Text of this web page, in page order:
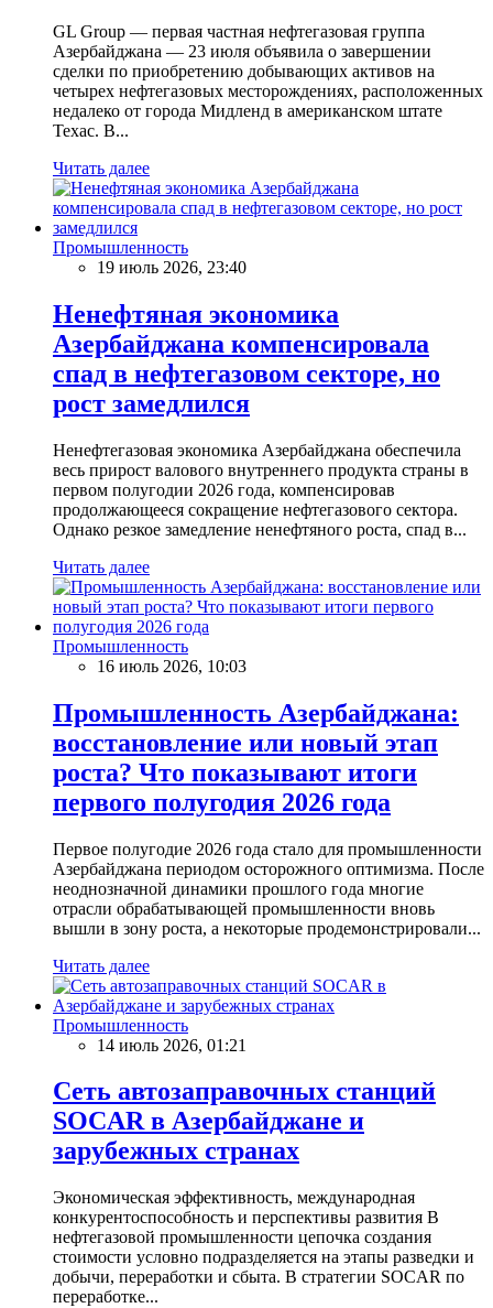
GL Group — первая частная нефтегазовая группа
Азербайджана — 23 июля объявила о завершении
сделки по приобретению добывающих активов на
четырех нефтегазовых месторождениях, расположенных
недалеко от города Мидленд в американском штате
Техас. В...
Читать далее
Промышленность
19 июль 2026, 23:40
Ненефтяная экономика
Азербайджана компенсировала
спад в нефтегазовом секторе, но
рост замедлился
Ненефтегазовая экономика Азербайджана обеспечила
весь прирост валового внутреннего продукта страны в
первом полугодии 2026 года, компенсировав
продолжающееся сокращение нефтегазового сектора.
Однако резкое замедление ненефтяного роста, спад в...
Читать далее
Промышленность
16 июль 2026, 10:03
Промышленность Азербайджана:
восстановление или новый этап
роста? Что показывают итоги
первого полугодия 2026 года
Первое полугодие 2026 года стало для промышленности
Азербайджана периодом осторожного оптимизма. После
неоднозначной динамики прошлого года многие
отрасли обрабатывающей промышленности вновь
вышли в зону роста, а некоторые продемонстрировали...
Читать далее
Промышленность
14 июль 2026, 01:21
Сеть автозаправочных станций
SOCAR в Азербайджане и
зарубежных странах
Экономическая эффективность, международная
конкурентоспособность и перспективы развития В
нефтегазовой промышленности цепочка создания
стоимости условно подразделяется на этапы разведки и
добычи, переработки и сбыта. В стратегии SOCAR по
переработке...